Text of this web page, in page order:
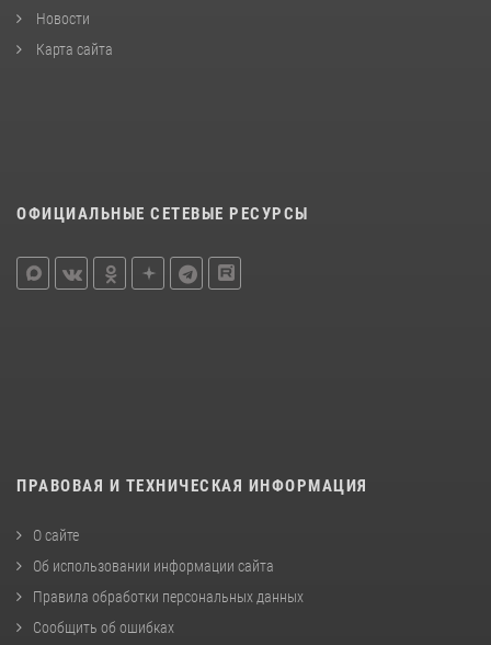
Новости
Карта сайта
ОФИЦИАЛЬНЫЕ СЕТЕВЫЕ РЕСУРСЫ
ПРАВОВАЯ И ТЕХНИЧЕСКАЯ ИНФОРМАЦИЯ
О сайте
Об использовании информации сайта
Правила обработки персональных данных
Сообщить об ошибках